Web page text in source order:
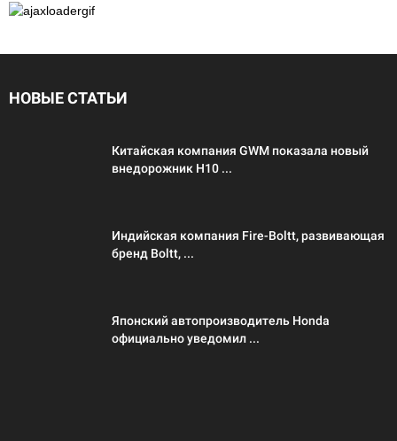
НОВЫЕ СТАТЬИ
Китайская компания GWM показала новый
внедорожник H10 ...
Индийская компания Fire-Boltt, развивающая
бренд Boltt, ...
Японский автопроизводитель Honda
официально уведомил ...